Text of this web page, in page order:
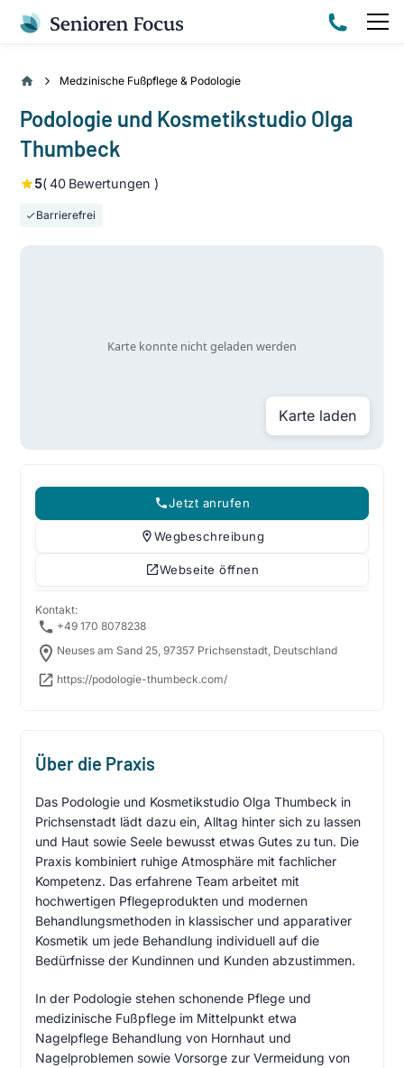
Medzinische Fußpflege & Podologie
Podologie und Kosmetikstudio Olga
Thumbeck
5(40 Bewertungen )
Barrierefrei
Karte laden
Jetzt anrufen
Wegbeschreibung
Webseite öffnen
Kontakt:
+49 170 8078238
Neuses am Sand 25, 97357 Prichsenstadt, Deutschland
https://podologie-thumbeck.com/
Über die Praxis
Das Podologie und Kosmetikstudio Olga Thumbeck in
Prichsenstadt lädt dazu ein, Alltag hinter sich zu lassen
und Haut sowie Seele bewusst etwas Gutes zu tun. Die
Praxis kombiniert ruhige Atmosphäre mit fachlicher
Kompetenz. Das erfahrene Team arbeitet mit
hochwertigen Pflegeprodukten und modernen
Behandlungsmethoden in klassischer und apparativer
Kosmetik um jede Behandlung individuell auf die
Bedürfnisse der Kundinnen und Kunden abzustimmen.
In der Podologie stehen schonende Pflege und
medizinische Fußpflege im Mittelpunkt etwa
Nagelpflege Behandlung von Hornhaut und
Nagelproblemen sowie Vorsorge zur Vermeidung von